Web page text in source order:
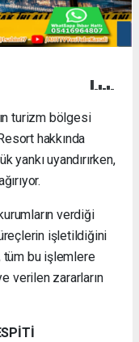
turizm bölgesi
hakkında
yankı uyandırırken,
verdiği
işletildiğini
tüm bu işlemlere
verilen zararların